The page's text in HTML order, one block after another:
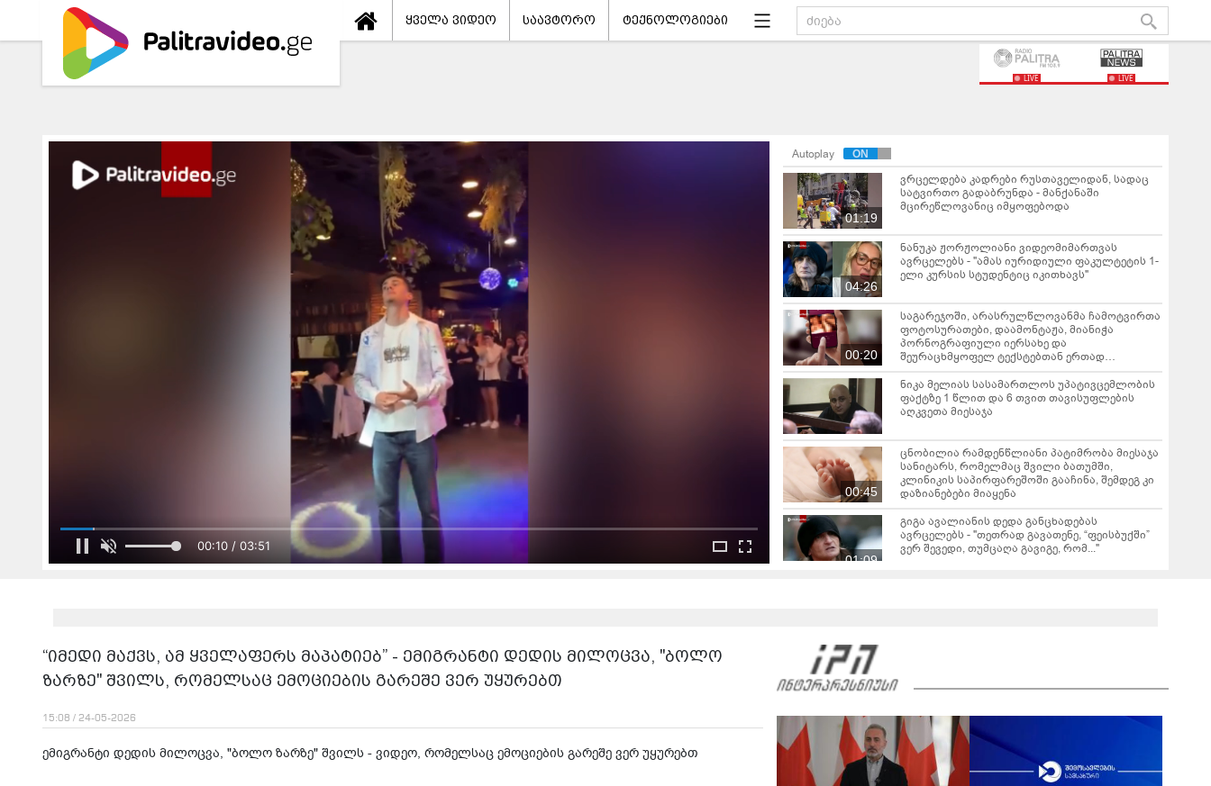
ყველა ვიდეო საავტორო ტექნოლოგიები
LIVE LIVE
00:12 / 03:51
Autoplay
01:19
ვრცელდება კადრები რუსთაველიდან, სადაც
სატვირთო გადაბრუნდა - მანქანაში
მცირეწლოვანიც იმყოფებოდა
04:26
ნანუკა ჟორჟოლიანი ვიდეომიმართვას
ავრცელებს - "ამას იურიდიული ფაკულტეტის 1-
ელი კურსის სტუდენტიც იკითხავს"
00:20
საგარეჯოში, არასრულწლოვანმა ჩამოტვირთა
ფოტოსურათები, დაამონტაჟა, მიანიჭა
პორნოგრაფიული იერსახე და
შეურაცხმყოფელ ტექსტებთან ერთად
გაავრცელა - შსს ბრალდებულის დაკავების
კადრებს აქვეყნებს
ნიკა მელიას სასამართლოს უპატივცემლობის
ფაქტზე 1 წლით და 6 თვით თავისუფლების
აღკვეთა მიესაჯა
00:45
ცნობილია რამდენწლიანი პატიმრობა მიესაჯა
სანიტარს, რომელმაც შვილი ბათუმში,
კლინიკის საპირფარეშოში გააჩინა, შემდეგ კი
დაზიანებები მიაყენა
01:09
გიგა ავალიანის დედა განცხადებას
ავრცელებს - "თეთრად გავათენე, “ფეისბუქში”
ვერ შევედი, თუმცაღა გავიგე, რომ..."
მასწავლებელ გიგა ავალიანის საქმეზე
დაკავებული ნია იმნაძე კლინიკაში გადაჰყავთ
“იმედი მაქვს, ამ ყველაფერს მაპატიებ” - ემიგრანტი დედის მილოცვა, "ბოლო
ზარზე" შვილს, რომელსაც ემოციების გარეშე ვერ უყურებთ
15:08 / 24-05-2026
ემიგრანტი დედის მილოცვა, "ბოლო ზარზე" შვილს - ვიდეო, რომელსაც ემოციების გარეშე ვერ უყურებთ